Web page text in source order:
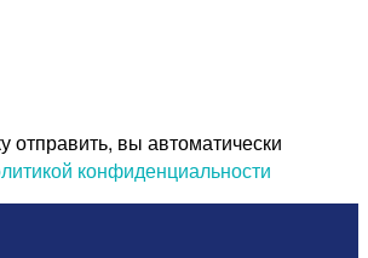
отправить, вы автоматически
конфиденциальности